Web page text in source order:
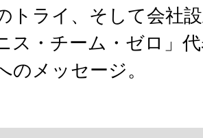
トライ、そして会社
ス・チーム・ゼロ」
のメッセージ。